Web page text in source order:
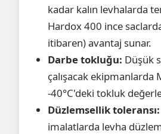
kadar kalın levhalarda
Hardox 400 ince
itibaren) avantaj sunar.
Darbe tokluğu: Düşük
çalışacak ekipmanlarda
-40°C'deki tokluk
Düzlemsellik toleransı:
imalatlarda levha